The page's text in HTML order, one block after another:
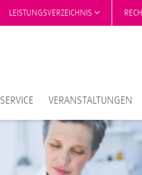
LEISTUNGSVERZEICHNIS
SERVICE VERANSTALTUNGEN